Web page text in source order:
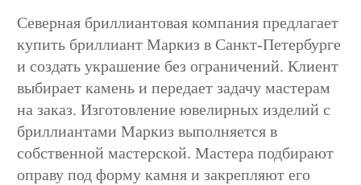
Северная бриллиантовая компания предлагает
купить бриллиант Маркиз в Санкт-Петербурге
и создать украшение без ограничений. Клиент
выбирает камень и передает задачу мастерам
на заказ. Изготовление ювелирных изделий с
бриллиантами Маркиз выполняется в
собственной мастерской. Мастера подбирают
оправу под форму камня и закрепляют его